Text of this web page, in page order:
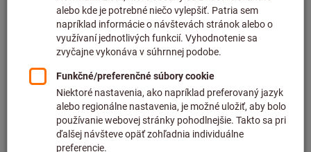
plus náklady na dopravu
Individuálne ceny pre obchodných zákazníkov po